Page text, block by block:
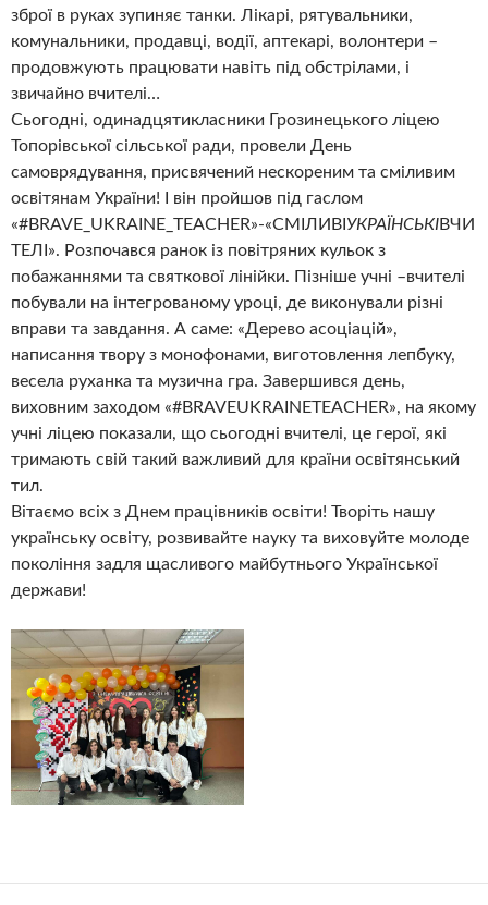
зброї в руках зупиняє танки. Лікарі, рятувальники,
комунальники, продавці, водії, аптекарі, волонтери –
продовжують працювати навіть під обстрілами, і
звичайно вчителі…
Сьогодні, одинадцятикласники Грозинецького ліцею
Топорівської сільської ради, провели День
самоврядування, присвячений нескореним та сміливим
освітянам України! І він пройшов під гаслом
«#BRAVE_UKRAINE_TEACHER»-«СМІЛИВІ УКРАЇНСЬКІВЧИ
ТЕЛІ». Розпочався ранок із повітряних кульок з
побажаннями та святкової лінійки. Пізніше учні –вчителі
побували на інтегрованому уроці, де виконували різні
вправи та завдання. А саме: «Дерево асоціацій»,
написання твору з монофонами, виготовлення лепбуку,
весела руханка та музична гра. Завершився день,
виховним заходом «#BRAVEUKRAINETEACHER», на якому
учні ліцею показали, що сьогодні вчителі, це герої, які
тримають свій такий важливий для країни освітянський
тил.
Вітаємо всіх з Днем працівників освіти! Творіть нашу
українську освіту, розвивайте науку та виховуйте молоде
покоління задля щасливого майбутнього Української
держави!